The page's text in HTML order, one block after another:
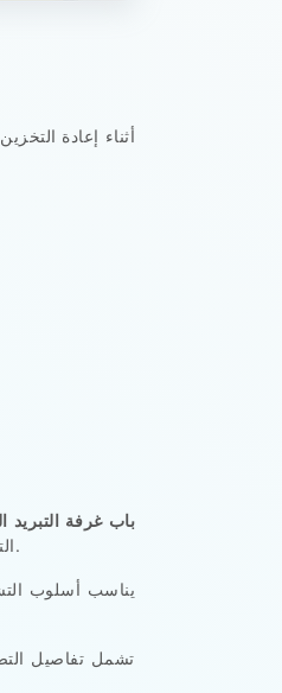
أثناء إعادة
باب غرفة التبريد
التعامل مع المقبض في كل دورة. يعمل آلية المفصلة المناسبة على إعادة كل مصراع إلى مكانه بعد العبور، مما يجعل المدخل جاهزًا لاستقبال حركة المرور القادمة.
يناسب أسلوب
تشمل تفاصيل